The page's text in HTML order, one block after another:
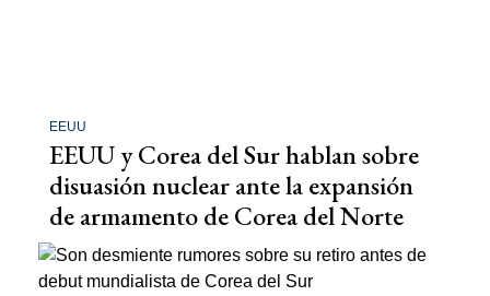
EEUU
EEUU y Corea del Sur hablan sobre
disuasión nuclear ante la expansión
de armamento de Corea del Norte